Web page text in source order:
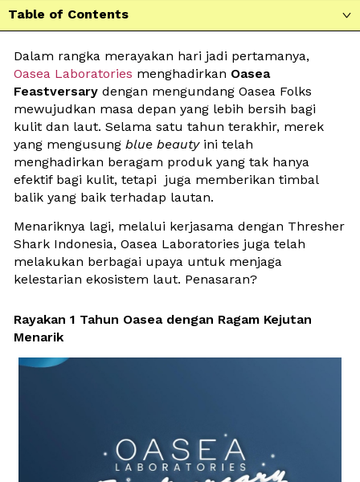
Table of Contents 
Oasea Laboratories menghadirkan Oasea
Feastversary dengan mengundang Oasea Folks
mewujudkan masa depan yang lebih bersih bagi
kulit dan laut. Selama satu tahun terakhir, merek
yang mengusung blue beauty ini telah
menghadirkan beragam produk yang tak hanya
efektif bagi kulit, tetapi  juga memberikan timbal
balik yang baik terhadap lautan.
Menariknya lagi, melalui kerjasama dengan Thresher
Shark Indonesia, Oasea Laboratories juga telah
melakukan berbagai upaya untuk menjaga
kelestarian ekosistem laut. Penasaran?
Rayakan 1 Tahun Oasea dengan Ragam Kejutan
Menarik